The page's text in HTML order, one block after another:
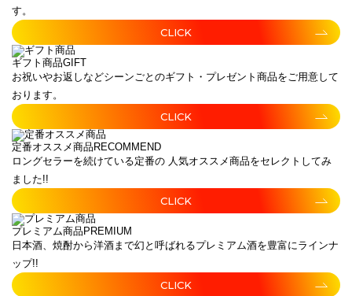
す。
CLICK
ギフト商品GIFT
お祝いやお返しなどシーンごとのギフト・プレゼント商品をご用意して
おります。
CLICK
定番オススメ商品 RECOMMEND
ロングセラーを続けている定番の 人気オススメ商品をセレクトしてみ
ました!!
CLICK
プレミアム商品 PREMIUM
日本酒、焼酎から洋酒まで幻と呼ばれるプレミアム酒を豊富にラインナ
ップ!!
CLICK